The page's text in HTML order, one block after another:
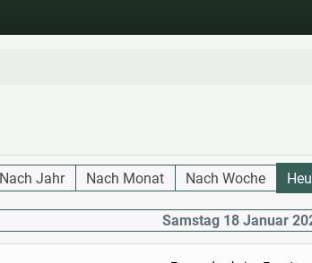
Nach Jahr Nach Monat Nach Woche
Samstag 18 Januar